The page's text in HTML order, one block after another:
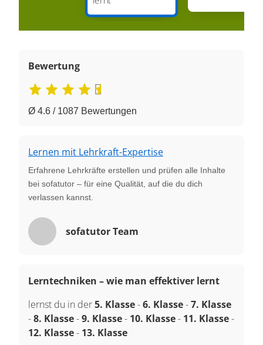
Bewertung
Ø 4.6 / 1087 Bewertungen
Lernen mit Lehrkraft-Expertise
Erfahrene Lehrkräfte erstellen und prüfen alle Inhalte
bei sofatutor – für eine Qualität, auf die du dich
verlassen kannst.
sofatutor Team
Lerntechniken – wie man effektiver lernt
lernst du in der5. Klasse-6. Klasse-7. Klasse
-8. Klasse-9. Klasse- 10. Klasse- 11. Klasse-
12. Klasse- 13. Klasse